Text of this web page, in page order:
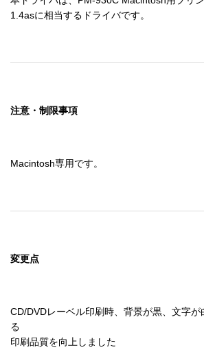
1.4asに相当するドライバです。
注意・制限事項
Macintosh専用です。
変更点
CD/DVDレーベル印刷時、背景が黒、文字
る
印刷品質を向上しました